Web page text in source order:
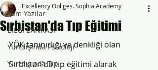
Tüm Yazılar
BİLGİ BANKASI
Yurtdışında Psikoloji
Yurtdışında Tıp
Sırbistan'da Tıp Eğitimi
Excellency Obliges. Sophia Academy
YÖK tanınırlığı ve denkliği olan
Sırbistan'da tıp eğitimi alarak